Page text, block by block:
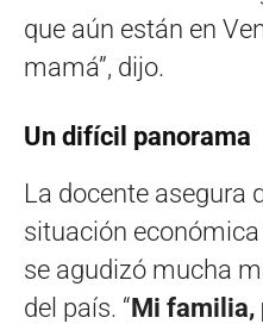
que aún están en
mamá”, dijo.
Un difícil panorama
La docente asegura
situación
se agudizó mucha
del país. “Mi familia,